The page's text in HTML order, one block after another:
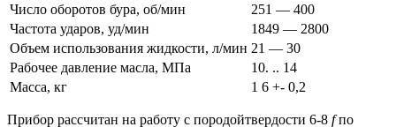
Число оборотов бура, об/мин
251 — 400
Частота ударов, уд/мин
1849 — 2800
Объем использования жидкости, л/мин 21 — 30
Рабочее давление масла, МПа
10. .. 14
Масса, кг
1 6 +- 0,2
Прибор рассчитан на работу с породойтвердости 6-8 fпо